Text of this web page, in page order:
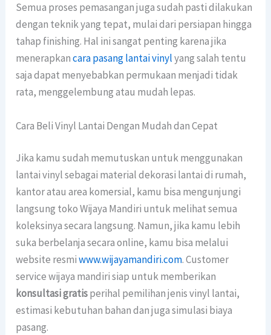
Semua proses pemasangan juga sudah pasti dilakukan
dengan teknik yang tepat, mulai dari persiapan hingga
tahap finishing. Hal ini sangat penting karena jika
menerapkancara pasang lantai vinylyang salah tentu
saja dapat menyebabkan permukaan menjadi tidak
rata, menggelembung atau mudah lepas.
Cara Beli Vinyl Lantai Dengan Mudah dan Cepat
Jika kamu sudah memutuskan untuk menggunakan
lantai vinyl sebagai material dekorasi lantai di rumah,
kantor atau area komersial, kamu bisa mengunjungi
langsung toko Wijaya Mandiri untuk melihat semua
koleksinya secara langsung. Namun, jika kamu lebih
suka berbelanja secara online, kamu bisa melalui
website resmiwww.wijayamandiri.com. Customer
service wijaya mandiri siap untuk memberikan
konsultasi gratisperihal pemilihan jenis vinyl lantai,
estimasi kebutuhan bahan dan juga simulasi biaya
pasang.